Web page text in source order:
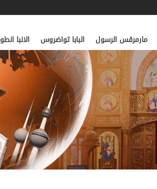
مارمرقس الرسول البابا تواضروس الانبا